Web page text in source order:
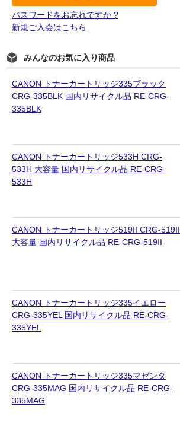
パスワードをお忘れですか ?
新規ご入会はこちら
みんなのお気に入り商品
CANON トナーカートリッジ335ブラック
CRG-335BLK 国内リサイクル品 RE-CRG-
335BLK
CANON トナーカートリッジ533H CRG-
533H 大容量 国内リサイクル品 RE-CRG-
533H
CANON トナーカートリッジ519II CRG-519II
大容量 国内リサイクル品 RE-CRG-519II
CANON トナーカートリッジ335イエロー
CRG-335YEL 国内リサイクル品 RE-CRG-
335YEL
CANON トナーカートリッジ335マゼンタ
CRG-335MAG 国内リサイクル品 RE-CRG-
335MAG